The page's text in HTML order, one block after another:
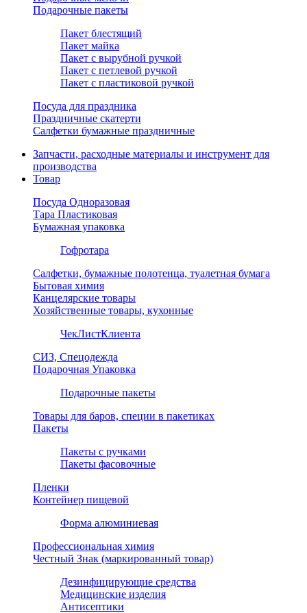
Подарочные пакеты
Пакет блестящий
Пакет майка
Пакет с вырубной ручкой
Пакет с петлевой ручкой
Пакет с пластиковой ручкой
Посуда для праздника
Праздничные скатерти
Салфетки бумажные праздничные
Запчасти, расходные материалы и инструмент для
производства
Товар
Посуда Одноразовая
Тара Пластиковая
Бумажная упаковка
Гофротара
Салфетки, бумажные полотенца, туалетная бумага
Бытовая химия
Канцелярские товары
Хозяйственные товары, кухонные
ЧекЛистКлиента
СИЗ, Спецодежда
Подарочная Упаковка
Подарочные пакеты
Товары для баров, специи в пакетиках
Пакеты
Пакеты с ручками
Пакеты фасовочные
Пленки
Контейнер пищевой
Форма алюминиевая
Профессиональная химия
Честный Знак (маркированный товар)
Дезинфицирующие средства
Медицинские изделия
Антисептики